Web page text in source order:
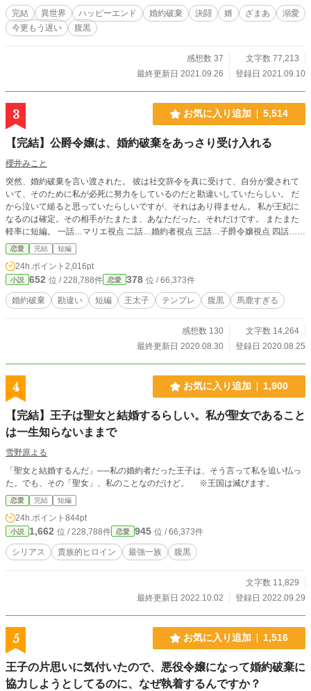
完結 異世界 ハッピーエンド 婚約破棄 決闘 婿 ざまあ
溺愛
今更もう遅い
腹黒
感想数 37
文字数 77,213
最終更新日 2021.09.26
登録日 2021.09.10
3 お気に入り追加 5,514
【完結】公爵令嬢は、婚約破棄をあっさり受け入れる
櫻井みこと
突然、婚約破棄を言い渡された。 彼は社交辞令を真に受けて、自分が愛されて
いて、そのために私が必死に努力をしているのだと勘違いしていたらしい。 だ
から泣いて縋ると思っていたらしいですが、それはあり得ません。 私が王妃に
なるのは確定。その相手がたまたま、あなただった。それだけです。 またまた
軽率に短編。 一話…マリエ視点 二話…婚約者視点 三話…子爵令嬢視点 四話…第
二王子視点 五話…マリエ視点 六話…兄視点 ※全六話で完結しました。馬鹿すぎ
る王子にご注意ください。 スピンオフ始めました。 「追放された聖女が隣国の
腹黒公爵を頼ったら、国がなくなってしまいました」連載中！
恋愛 完結 短編
24h.ポイント 2,016pt
小説 652 位 / 228,788件 恋愛 378 位 / 66,373件
婚約破棄 勘違い 短編 王太子 テンプレ 腹黒 馬鹿すぎる
感想数 130
文字数 14,264
最終更新日 2020.08.30
登録日 2020.08.25
4 お気に入り追加 1,900
【完結】王子は聖女と結婚するらしい。私が聖女であること
は一生知らないままで
雪野原よる
「聖女と結婚するんだ」──私の婚約者だった王子は、そう言って私を追い払っ
た。でも、その「聖女」、私のことなのだけど。 ※王国は滅びます。
恋愛 完結 短編
24h.ポイント 844pt
小説 1,662 位 / 228,788件 恋愛 945 位 / 66,373件
シリアス 貴族的ヒロイン 最強一族 腹黒
文字数 11,829
最終更新日 2022.10.02
登録日 2022.09.29
5 お気に入り追加 1,516
王子の片思いに気付いたので、悪役令嬢になって婚約破棄に
協力しようとしてるのに、なぜ執着するんですか？